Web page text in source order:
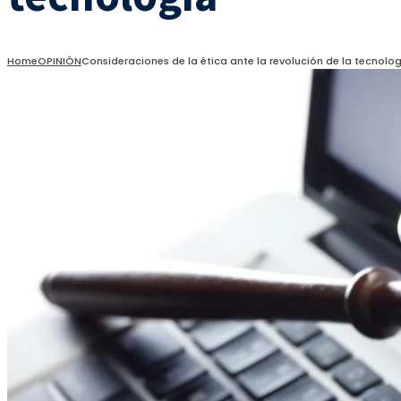
HomeOPINIÓNConsideraciones de la ética ante la revolución de la